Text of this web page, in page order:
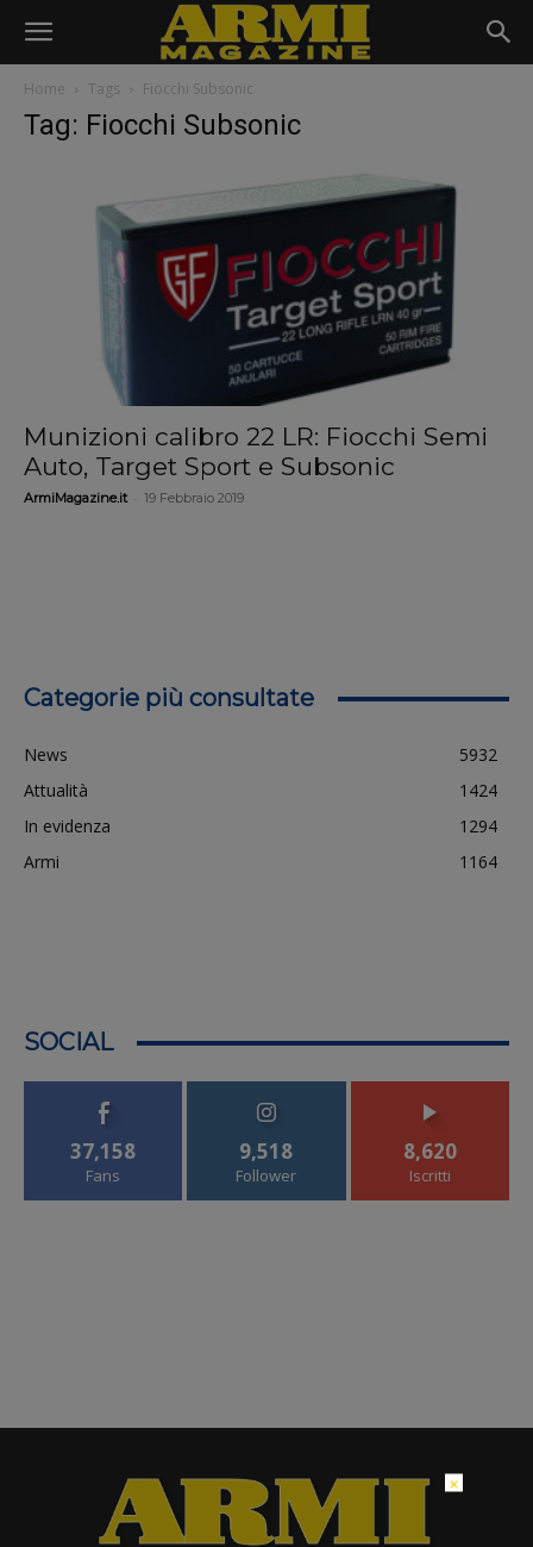
Home Tags Fiocchi Subsonic
Tag: Fiocchi Subsonic
Munizioni calibro 22 LR: Fiocchi Semi
Auto, Target Sport e Subsonic
ArmiMagazine.it 19 Febbraio 2019
Categorie più consultate
News
5932
Attualità
1424
In evidenza
1294
Armi
1164
SOCIAL
37,158
Fans
9,518
Follower
8,620
Iscritti
×